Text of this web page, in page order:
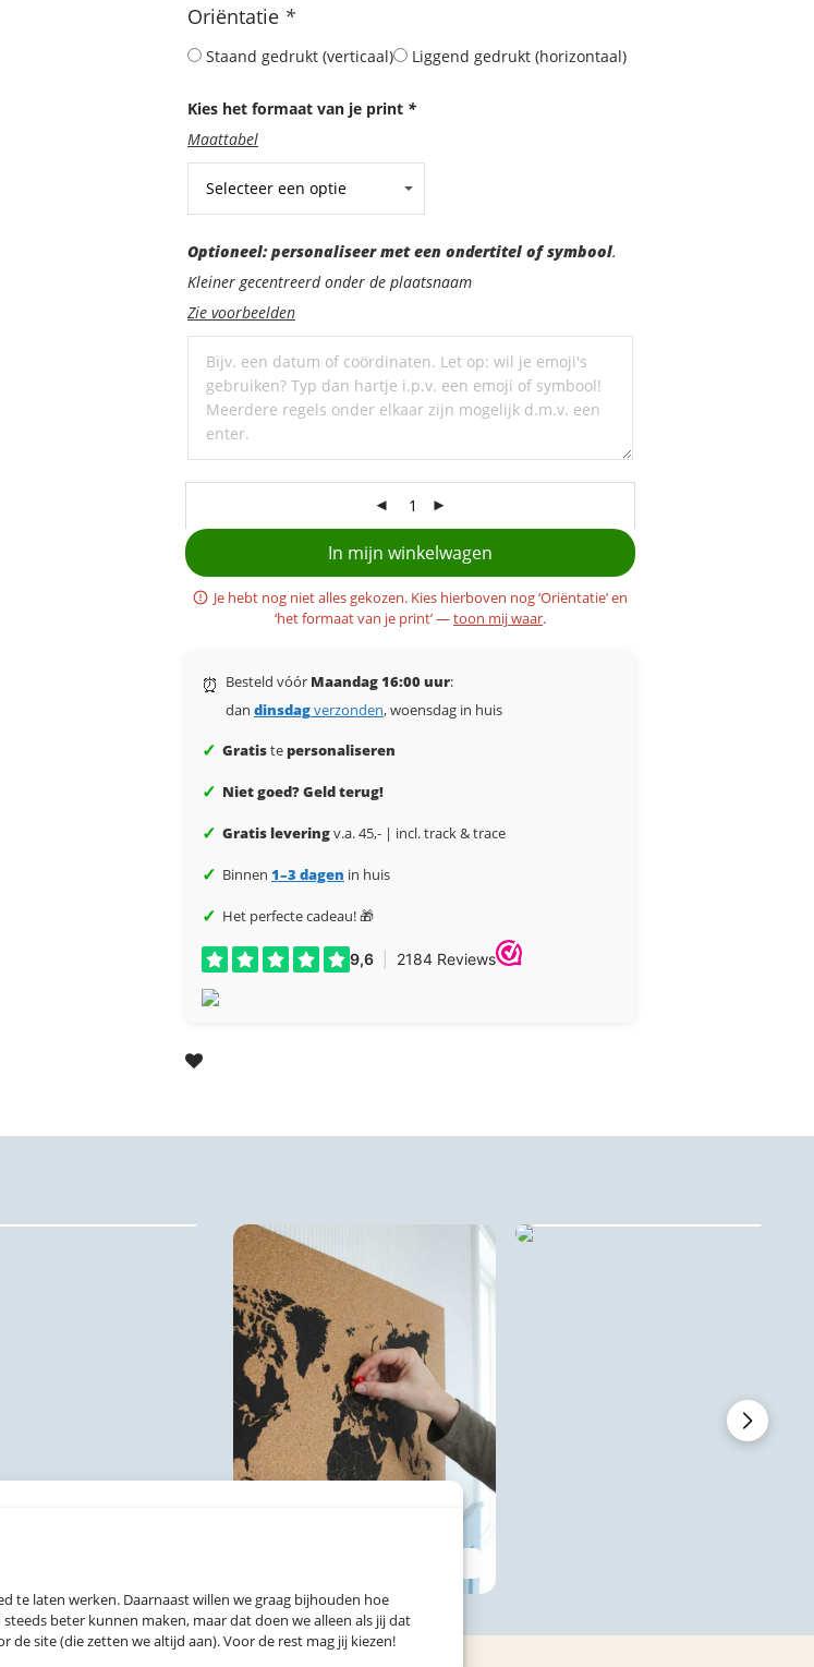
te laten werken. Daarnaast willen we graag bijhouden hoe
beter kunnen maken, maar dat doen we alleen als jij dat
de site (die zetten we altijd aan). Voor de rest mag jij kiezen!
Oriëntatie *
Staand gedrukt (verticaal) Liggend gedrukt (horizontaal)
Kies het formaat van je print *
Maattabel
Optioneel:
personaliseer
met
een
ondertitel
Optioneel: personaliseer met een ondertitel of symbool.
Kleiner gecentreerd onder de plaatsnaam
Zie voorbeelden
In mijn winkelwagen
Je hebt nog niet alles gekozen. Kies hierboven nog ‘Oriëntatie’ en
‘het formaat van je print’ —toon mij waar.
⏰ Besteld vóór Maandag 16:00 uur:
dan dinsdagverzonden, woensdag in huis
✓ Gratistepersonaliseren
✓ Niet goed? Geld terug!
✓ Gratis leveringv.a. 45,- | incl. track & trace
✓ Binnen 1–3 dagen in huis
✓ Het perfecte cadeau! 🎁